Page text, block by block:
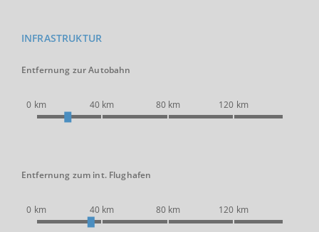
INFRASTRUKTUR
Entfernung zur Autobahn
0 km 40 km 80 km 120 km
Entfernung zum int. Flughafen
0 km 40 km 80 km 120 km